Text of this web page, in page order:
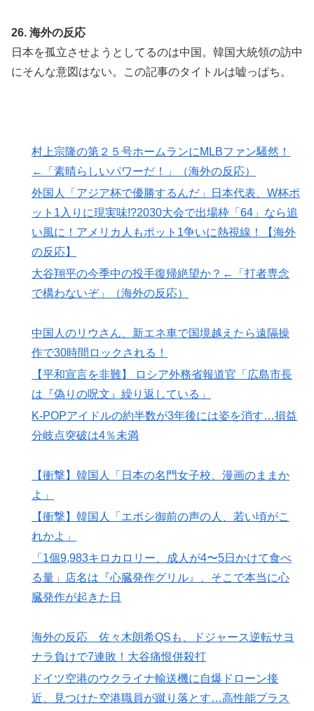
26. 海外の反応
日本を孤立させようとしてるのは中国。韓国大統領の訪中
にそんな意図はない。この記事のタイトルは嘘っぱち。
村上宗隆の第２５号ホームランにMLBファン騒然！
←「素晴らしいパワーだ！」（海外の反応）
外国人「アジア杯で優勝するんだ」日本代表、W杯ポ
ット1入りに現実味!?2030大会で出場枠「64」なら追
い風に！アメリカ人もポット1争いに熱視線！【海外
の反応】
大谷翔平の今季中の投手復帰絶望か？←「打者専念
で構わないぞ」（海外の反応）
中国人のリウさん、新エネ車で国境越えたら遠隔操
作で30時間ロックされる！
【平和宣言を非難】 ロシア外務省報道官「広島市長
は『偽りの呪文』繰り返している」
K-POPアイドルの約半数が3年後には姿を消す…損益
分岐点突破は4％未満
【衝撃】韓国人「日本の名門女子校、漫画のままか
よ」
【衝撃】韓国人「エボシ御前の声の人、若い頃がこ
れかよ」
「1個9,983キロカロリー、成人が4〜5日かけて食べ
る量」店名は『心臓発作グリル』、そこで本当に心
臓発作が起きた日
海外の反応 佐々木朗希QSも、ドジャース逆転サヨ
ナラ負けで7連敗！大谷痛恨併殺打
ドイツ空港のウクライナ輸送機に自爆ドローン接
近、見つけた空港職員が蹴り落とす…高性能プラス